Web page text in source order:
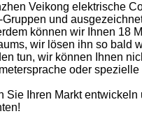
Veikong elektrische
und
können wir Ihnen 18
wir lösen ihn so bald
tun, wir können Ihnen
oder
Sie Ihren Markt